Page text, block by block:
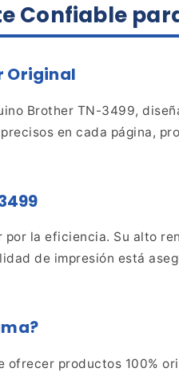
Confiable
Original
Brother TN-3499,
precisos en cada página,
por la eficiencia. Su alto
de impresión está
ofrecer productos 100%